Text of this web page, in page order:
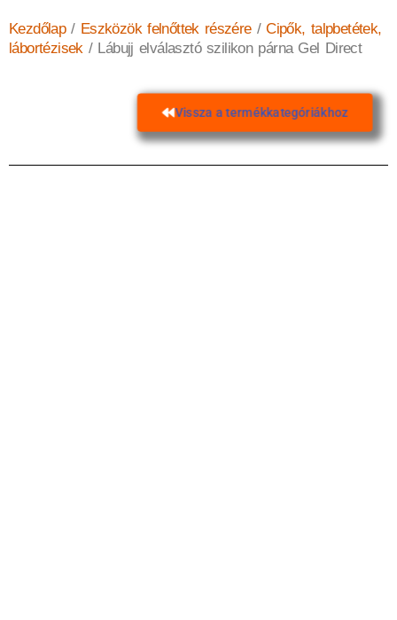
Kezdőlap/ Eszközök felnőttek részére/Cipők, talpbetétek,
lábortézisek/ Lábujj elválasztó szilikon párna Gel Direct
Vissza a termékkategóriákhoz